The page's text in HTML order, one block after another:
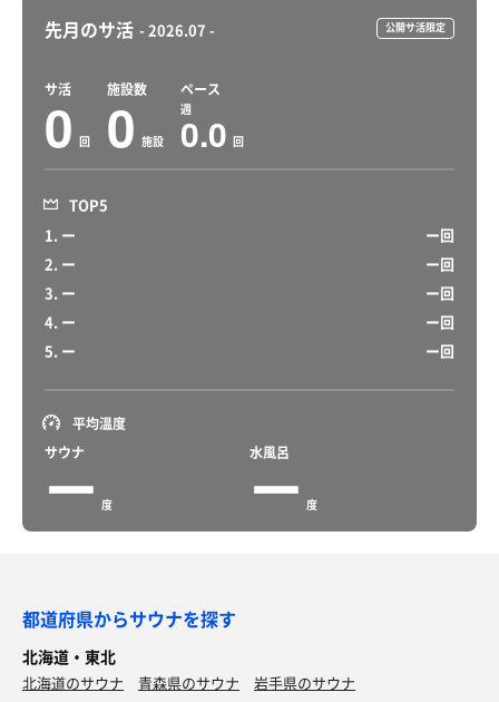
先月のサ活 - 2026.07 - 公開サ活限定
サ活
0 回
施設数
0 施設
ペース
週
0.0 回
TOP5
1. ー
ー回
2. ー
ー回
3. ー
ー回
4. ー
ー回
5. ー
ー回
平均温度
サウナ
ー 度
水風呂
ー 度
都道府県からサウナを探す
北海道・東北
北海道のサウナ 青森県のサウナ
岩手県のサウナ